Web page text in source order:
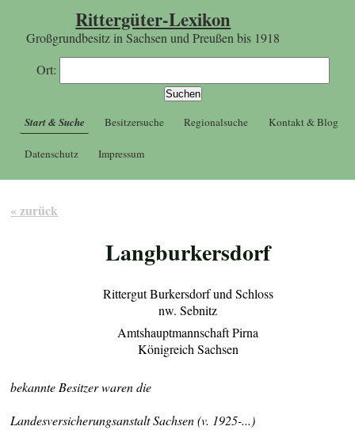
Rittergüter-Lexikon
Großgrundbesitz in Sachsen und Preußen bis 1918
Ort:
Start & Suche Besitzersuche Regionalsuche Kontakt & Blog
Datenschutz Impressum
« zurück
Langburkersdorf
Rittergut Burkersdorf und Schloss
nw. Sebnitz
Amtshauptmannschaft Pirna
Königreich Sachsen
bekannte Besitzer waren die
Landesversicherungsanstalt Sachsen (v. 1925-...)